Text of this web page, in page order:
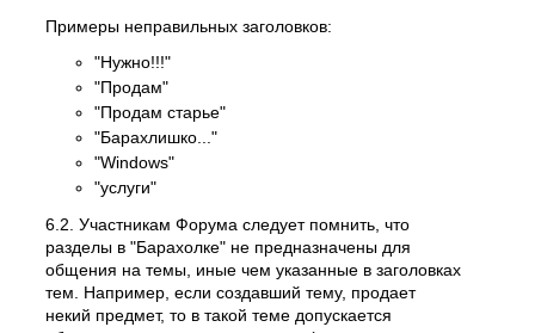
Примеры неправильных заголовков:
"Нужно!!!"
"Продам"
"Продам старье"
"Барахлишко..."
"Windows"
"услуги"
6.2. Участникам Форума следует помнить, что
разделы в "Барахолке" не предназначены для
общения на темы, иные чем указанные в заголовках
тем. Например, если создавший тему, продает
некий предмет, то в такой теме допускается